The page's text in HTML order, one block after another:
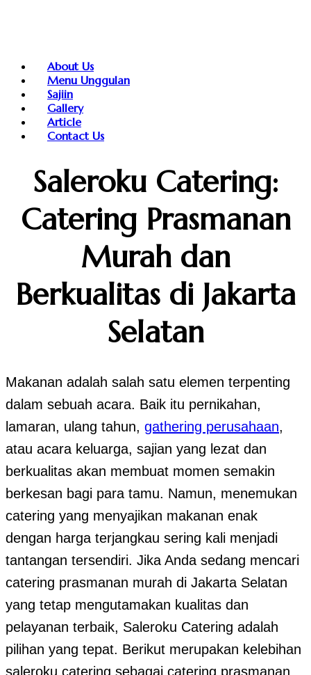
About Us
Menu Unggulan
Sajiin
Gallery
Article
Contact Us
Saleroku Catering:
Catering Prasmanan
Murah dan
Berkualitas di Jakarta
Selatan
Makanan adalah salah satu elemen terpenting
dalam sebuah acara. Baik itu pernikahan,
lamaran, ulang tahun, gathering perusahaan,
atau acara keluarga, sajian yang lezat dan
berkualitas akan membuat momen semakin
berkesan bagi para tamu. Namun, menemukan
catering yang menyajikan makanan enak
dengan harga terjangkau sering kali menjadi
tantangan tersendiri. Jika Anda sedang mencari
catering prasmanan murah di Jakarta Selatan
yang tetap mengutamakan kualitas dan
pelayanan terbaik, Saleroku Catering adalah
pilihan yang tepat. Berikut merupakan kelebihan
saleroku catering sebagai catering prasmanan